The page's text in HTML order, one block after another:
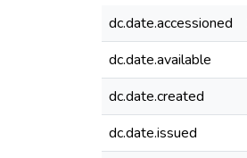
dc.date.accessioned
dc.date.available
dc.date.created
dc.date.issued